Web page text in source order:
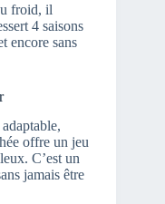
froid, il
4 saisons
encore sans
offre un jeu
C’est un
jamais être